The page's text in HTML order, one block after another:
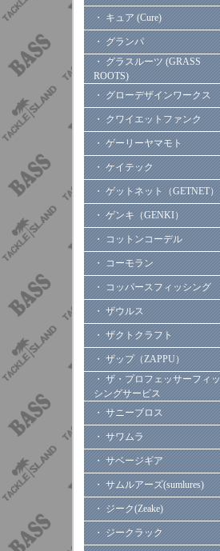
・ キュア (Cure)
・ グランパ
・ グラスルーツ (GRASS
ROOTS)
・ グローデザインワークス
・ クワイエットファンク
・ ゲーリーヤマモト
・ ケイテック
・ ゲットネット（GETNET）
・ ゲンキ（GENKI）
・ コットンコーデル
・ コーモラン
・ コッパースフィッシング
・ ザウルス
・ ザクトクラフト
・ ザップ（ZAPPU）
・ ザ・プロフェッサーフィッ
シングサービス
・ サニーブロス
・ サワムラ
・ サベージギア
・ サムルアーズ(sumlures)
・ ジーク(Zeake)
・ ジークラック